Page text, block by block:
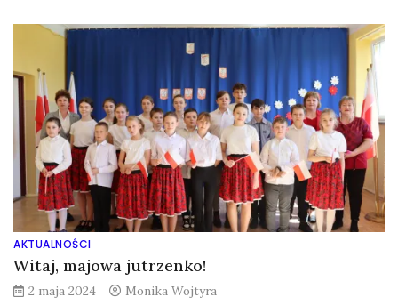
AKTUALNOŚCI
Witaj, majowa jutrzenko!
2 maja 2024 Monika Wojtyra